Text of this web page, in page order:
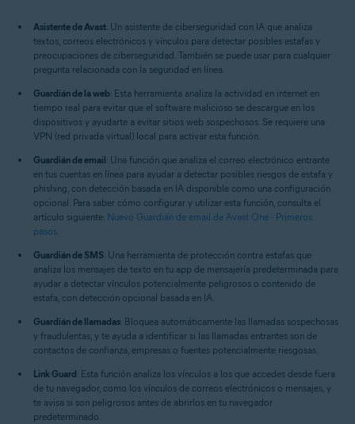
Asistente de Avast: Un asistente de ciberseguridad con IA que analiza
textos, correos electrónicos y vínculos para detectar posibles estafas y
preocupaciones de ciberseguridad. También se puede usar para cualquier
pregunta relacionada con la seguridad en línea.
Guardián de la web: Esta herramienta analiza la actividad en internet en
tiempo real para evitar que el software malicioso se descargue en los
dispositivos y ayudarte a evitar sitios web sospechosos. Se requiere una
VPN (red privada virtual) local para activar esta función.
Guardián de email: Una función que analiza el correo electrónico entrante
en tus cuentas en línea para ayudar a detectar posibles riesgos de estafa y
phishing, con detección basada en IA disponible como una configuración
opcional. Para saber cómo configurar y utilizar esta función, consulta el
artículo siguiente: Nuevo Guardián de email de Avast One - Primeros
pasos.
Guardián de SMS: Una herramienta de protección contra estafas que
analiza los mensajes de texto en tu app de mensajería predeterminada para
ayudar a detectar vínculos potencialmente peligrosos o contenido de
estafa, con detección opcional basada en IA.
Guardián de llamadas: Bloquea automáticamente las llamadas sospechosas
y fraudulentas, y te ayuda a identificar si las llamadas entrantes son de
contactos de confianza, empresas o fuentes potencialmente riesgosas.
Link Guard: Esta función analiza los vínculos a los que accedes desde fuera
de tu navegador, como los vínculos de correos electrónicos o mensajes, y
te avisa si son peligrosos antes de abrirlos en tu navegador
predeterminado.